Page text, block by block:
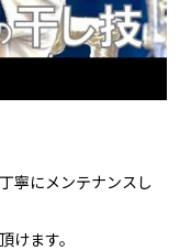
寧にメンテナンスし
けます。